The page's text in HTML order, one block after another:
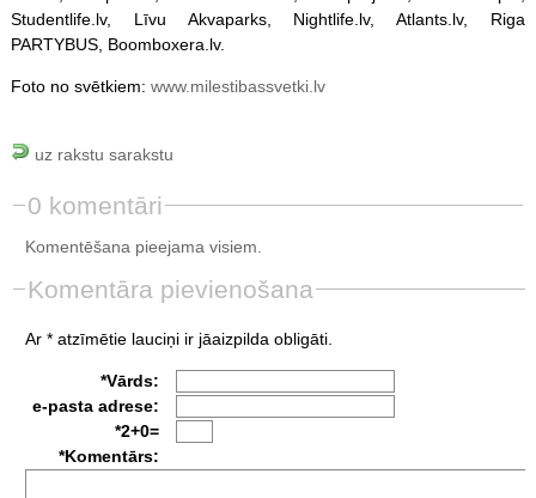
Studentlife.lv, Līvu Akvaparks, Nightlife.lv, Atlants.lv, Riga
PARTYBUS, Boomboxera.lv.
Foto no svētkiem: www.milestibassvetki.lv
uz rakstu sarakstu
0 komentāri
Komentēšana pieejama visiem.
Komentāra pievienošana
Ar * atzīmētie lauciņi ir jāaizpilda obligāti.
*Vārds:
e-pasta adrese:
*2+0=
*Komentārs: